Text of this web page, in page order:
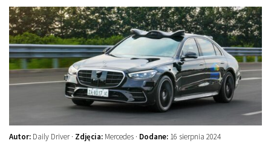
Kalkulatory
Przelicznik mocy
Auto z niemiec
Galerie
Autor: Daily Driver · Zdjęcia: Mercedes · Dodane: 16 sierpnia 2024